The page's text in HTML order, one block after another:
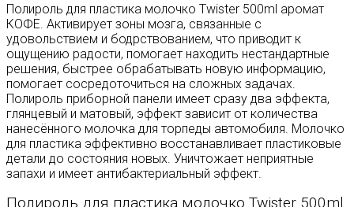
Полироль для пластика молочко Twister 500ml аромат
КОФЕ. Активирует зоны мозга, связанные с
удовольствием и бодрствованием, что приводит к
ощущению радости, помогает находить нестандартные
решения, быстрее обрабатывать новую информацию,
помогает сосредоточиться на сложных задачах.
Полироль приборной панели имеет сразу два эффекта,
глянцевый и матовый, эффект зависит от количества
нанесённого молочка для торпеды автомобиля. Молочко
для пластика эффективно восстанавливает пластиковые
детали до состояния новых. Уничтожает неприятные
запахи и имеет антибактериальный эффект.
Полироль для пластика молочко Twister 500ml